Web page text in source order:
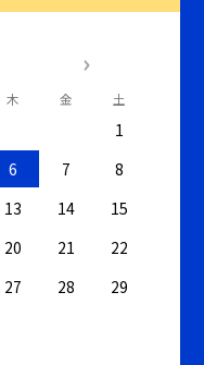
木 金 土
1
6 7
8
13 14
15
20 21
22
27 28
29